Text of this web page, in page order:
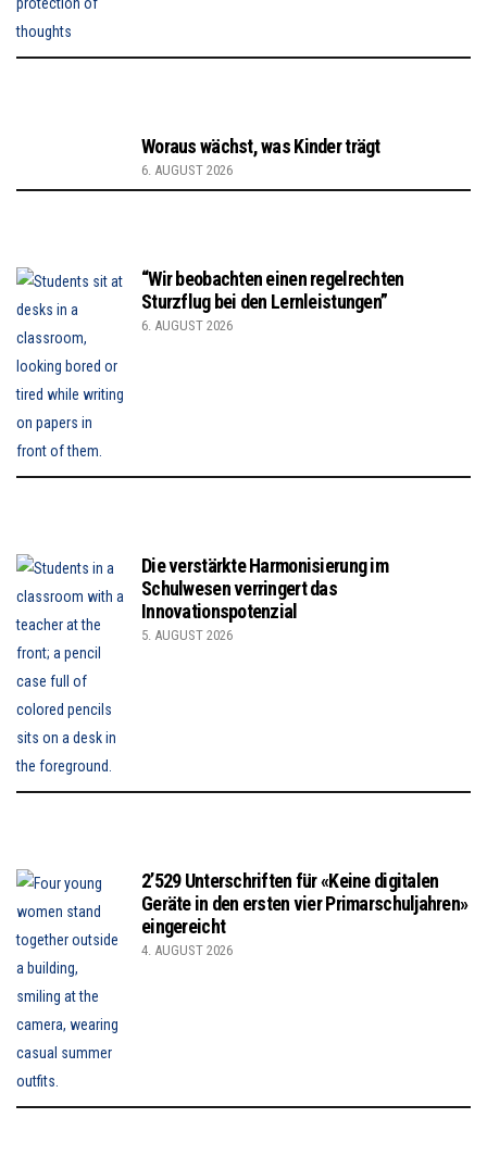
Woraus wächst, was Kinder trägt
6. AUGUST 2026
“Wir beobachten einen regelrechten
Sturzflug bei den Lernleistungen”
6. AUGUST 2026
Die verstärkte Harmonisierung im
Schulwesen verringert das
Innovationspotenzial
5. AUGUST 2026
2’529 Unterschriften für «Keine digitalen
Geräte in den ersten vier Primarschuljahren»
eingereicht
4. AUGUST 2026